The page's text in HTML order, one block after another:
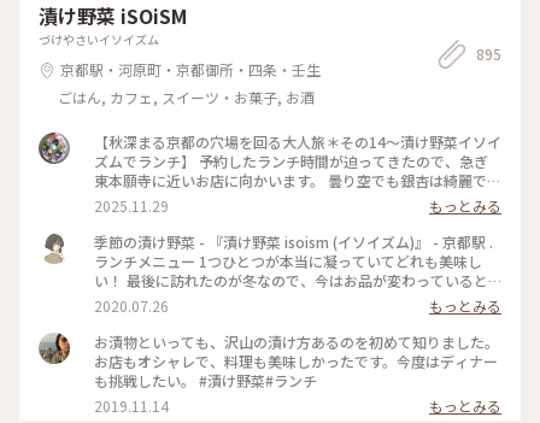
漬け野菜 iSOiSM
づけやさいイソイズム
京都駅・河原町・京都御所・四条・壬生
ごはん, カフェ, スイーツ・お菓子, お酒
895
【秋深まる京都の穴場を回る大人旅＊その14〜漬け野菜イソイ
ズムでランチ】 予約したランチ時間が迫ってきたので、急ぎ
東本願寺に近いお店に向かいます。 曇り空でも銀杏は綺麗で
す。 色づきがまだまばらでした。（5枚め） 「漬け野菜イソイ
ズム」さんで、野菜を楽しくアレンジしたランチプレートと季
節の炊き込みご飯のセットを食べました。 これにスープが付
いて2000円と、カジュアルなのにワクワク美味しいランチで
嬉しいです。（写真左に料理の説明シートあり）（3枚め） こ
の日は、ぶりと九条ネギの炊き込みご飯でした。（トップ＆2
枚め、かき混ぜた後はお腹もぐぅぐぅ（笑） ぶりの脂っこさ
はなく、さらりとしていて、お茶碗2杯がペロリ！ 家でも再現
したくなる美味しさです。 お次は何処へ行こう？ 食べなが
ら、最終2候補に絞られました。 この店は人気なので、要予約
です。（70分制） #秋の装い #ユーザーさんと京都散歩 #漬
け野菜イソイズム #穴場な京都 #京都 #美味しいは幸せ #炊
2025.11.29
もっとみる
季節の漬け野菜 - 『漬け野菜 isoism (イソイズム)』 - 京都駅 .
ランチメニュー 1つひとつが本当に凝っていてどれも美味し
い！ 最後に訪れたのが冬なので、今はお品が変わっていると
思います𓋪 また京都劇場で観劇時に行かせて頂きます☺︎ .
2020.07.26
もっとみる
お漬物といっても、沢山の漬け方あるのを初めて知りました。
お店もオシャレで、料理も美味しかったです。今度はディナー
も挑戦したい。 #漬け野菜#ランチ
2019.11.14
もっとみる